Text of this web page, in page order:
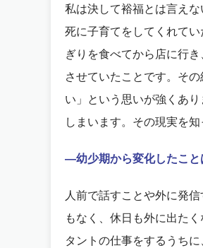
私は決して裕福とは言え
死に子育てをしてくれて
ぎりを食べてから店に行
させていたことです。そ
い」という思いが強くあ
しまいます。その現実を
―幼少期から変化したこと
人前で話すことや外に発
もなく、休日も外に出た
タントの仕事をするうち